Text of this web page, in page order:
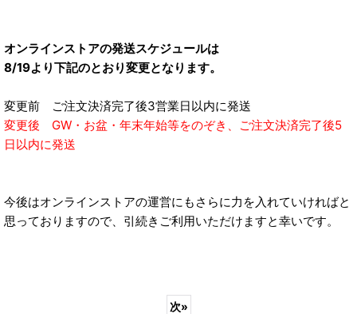
オンラインストアの発送スケジュールは
8/19より下記のとおり変更となります。
変更前 ご注文決済完了後3営業日以内に発送
変更後 GW・お盆・年末年始等をのぞき、ご注文決済完了後5
日以内に発送
今後はオンラインストアの運営にもさらに力を入れていければと
思っておりますので、引続きご利用いただけますと幸いです。
次»